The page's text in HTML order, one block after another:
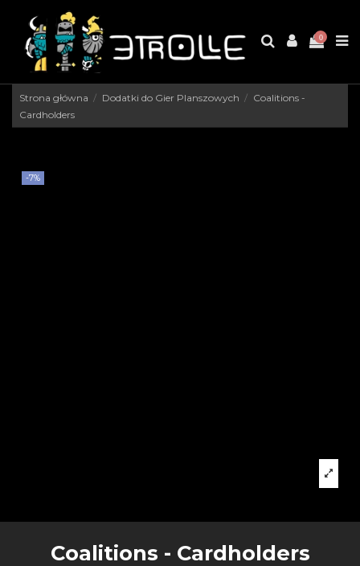
0
Strona główna Dodatki do Gier Planszowych
Coalitions -
Cardholders
-7%
Coalitions - Cardholders